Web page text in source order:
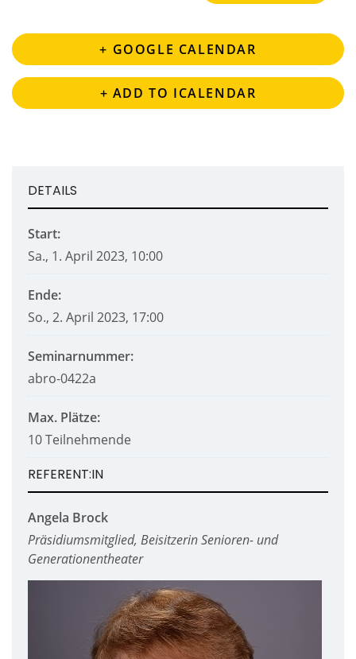
+ GOOGLE CALENDAR
+ ADD TO ICALENDAR
DETAILS
Start:
Sa., 1. April 2023, 10:00
Ende:
So., 2. April 2023, 17:00
Seminarnummer:
abro-0422a
Max. Plätze:
10 Teilnehmende
REFERENT:IN
Angela Brock
Präsidiumsmitglied, Beisitzerin Senioren- und
Generationentheater